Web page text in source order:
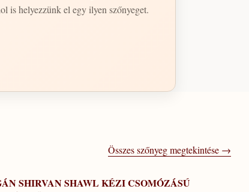
is helyezzünk el egy ilyen szőnyeget.
Összes szőnyeg megtekintése →
SHIRVAN SHAWL KÉZI CSOMÓZÁSÚ